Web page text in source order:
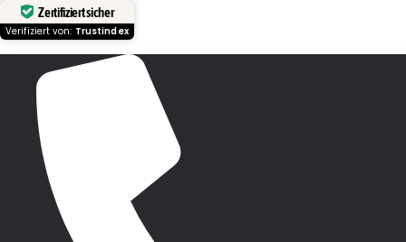
Zertifiziert sicher
Verifiziert von: Trustindex